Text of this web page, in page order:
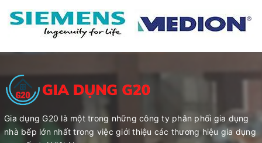
Gia dụng G20 là một trong những công ty phân phối gia dụng
nhà bếp lớn nhất trong việc giới thiệu các thương hiệu gia dụng